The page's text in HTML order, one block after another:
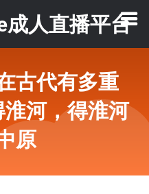
成人直播平台
古代有多重
河，得淮河
原